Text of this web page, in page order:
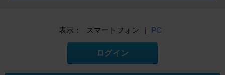
表示： スマートフォン | PC
ログイン